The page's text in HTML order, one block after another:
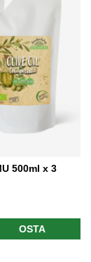
500ml x 3
OSTA